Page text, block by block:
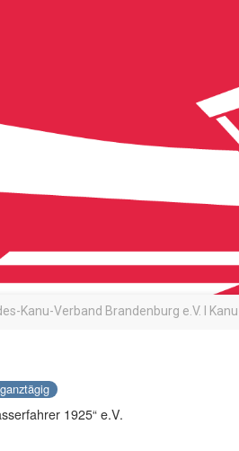
Kanu-Verband Brandenburg e.V. I
ganztägig
1925“ e.V.